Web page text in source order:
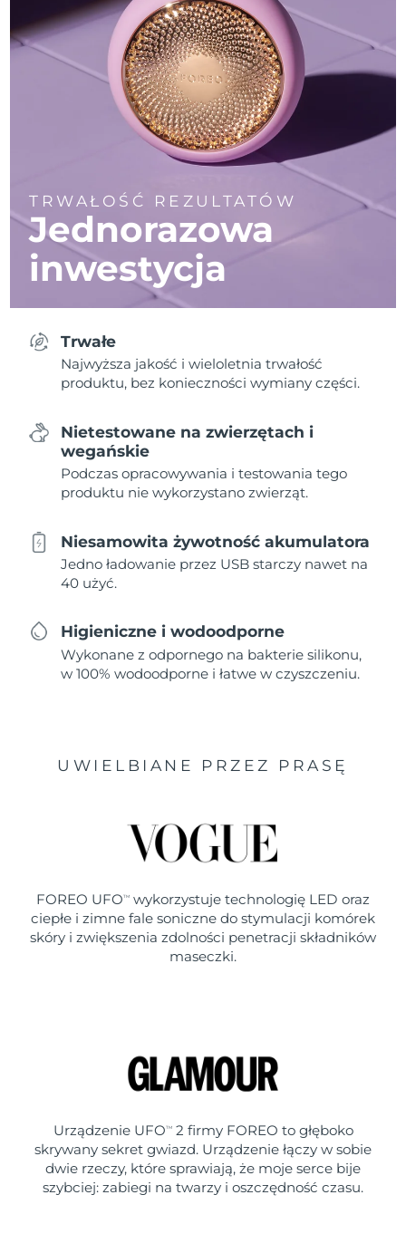
TRWAŁOŚĆ REZULTATÓW
Jednorazowa
inwestycja
Trwałe
Najwyższa jakość i wieloletnia trwałość
produktu, bez konieczności wymiany części.
Nietestowane na zwierzętach i
wegańskie
Podczas opracowywania i testowania tego
produktu nie wykorzystano zwierząt.
Niesamowita żywotność akumulatora
Jedno ładowanie przez USB starczy nawet na
40 użyć.
Higieniczne i wodoodporne
Wykonane z odpornego na bakterie silikonu,
w 100% wodoodporne i łatwe w czyszczeniu.
UWIELBIANE PRZEZ PRASĘ
FOREO UFO TM
wykorzystuje technologię LED oraz
ciepłe i zimne fale soniczne do stymulacji komórek
skóry i zwiększenia zdolności penetracji składników
maseczki.
Urządzenie UFO TM2 firmy FOREO to głęboko
skrywany sekret gwiazd. Urządzenie łączy w sobie
dwie rzeczy, które sprawiają, że moje serce bije
szybciej: zabiegi na twarzy i oszczędność czasu.